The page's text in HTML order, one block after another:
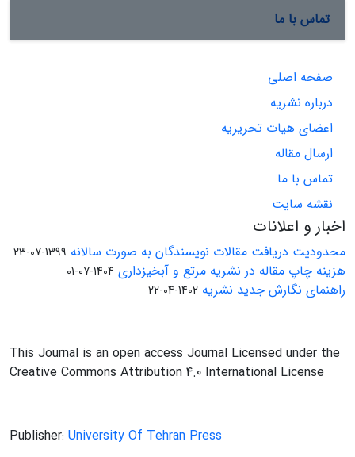
تماس با ما
صفحه اصلی
درباره نشریه
اعضای هیات تحریریه
ارسال مقاله
تماس با ما
نقشه سایت
اخبار و اعلانات
محدودیت دریافت مقالات نویسندگان به صورت سالانه 1399-07-23
هزینه چاپ مقاله در نشریه مرتع و آبخیزداری 1404-07-01
راهنمای نگارش جدید نشریه 1402-04-22
This Journal is an open access Journal Licensed under the
Creative Commons Attribution 4.0 International License
Publisher: University Of Tehran Press